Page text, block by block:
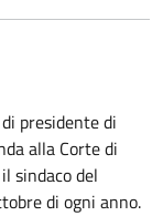
presidente di
alla Corte di
sindaco del
di ogni anno.